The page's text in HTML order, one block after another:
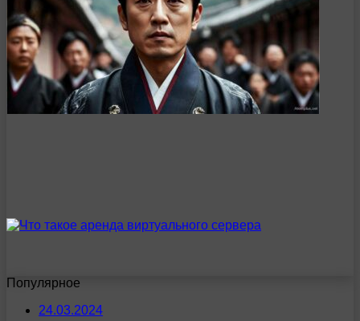
Популярное
24.03.2024